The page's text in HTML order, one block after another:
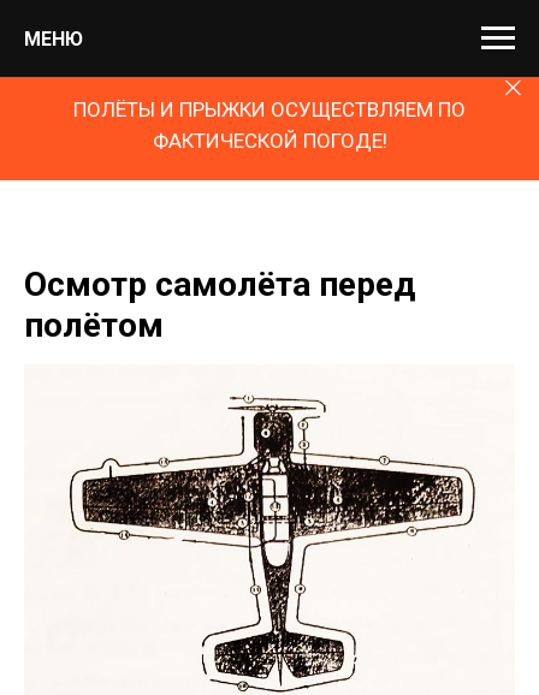
МЕНЮ
ПОЛЁТЫ И ПРЫЖКИ ОСУЩЕСТВЛЯЕМ ПО
ФАКТИЧЕСКОЙ ПОГОДЕ!
Осмотр самолёта перед
полётом